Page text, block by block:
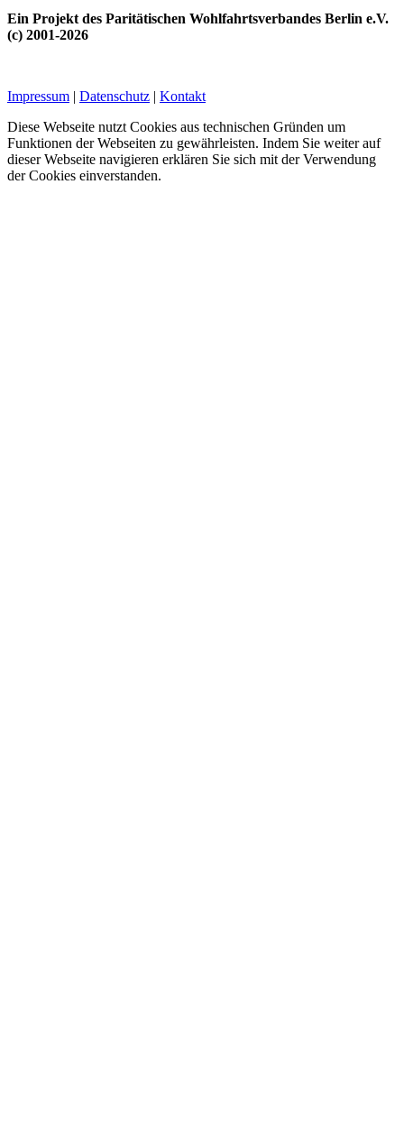
Ein Projekt des Paritätischen Wohlfahrtsverbandes Berlin e.V.
(c) 2001-2026
Impressum | Datenschutz | Kontakt
Diese Webseite nutzt Cookies aus technischen Gründen um
Funktionen der Webseiten zu gewährleisten. Indem Sie weiter auf
dieser Webseite navigieren erklären Sie sich mit der Verwendung
der Cookies einverstanden.